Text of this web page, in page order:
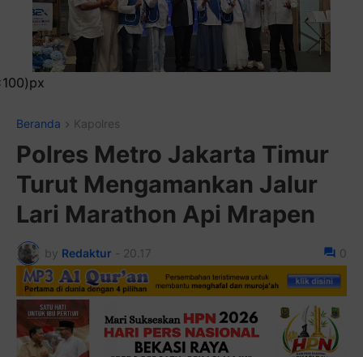
Beranda Kapolres
Polres Metro Jakarta Timur
Turut Mengamankan Jalur
Lari Marathon Api Mrapen
by Redaktur - 20.17 0